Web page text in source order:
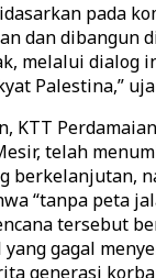
pada
dan dibangun
melalui dialog
Palestina,”
KTT
telah
berkelanjutan,
“tanpa peta
tersebut
gagal
generasi